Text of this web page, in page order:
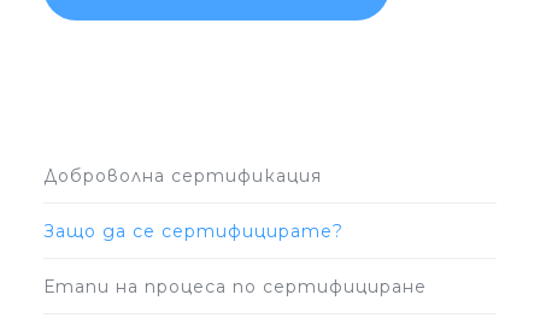
Доброволна сертификация
Защо да се сертифицирате?
Етапи на процеса по сертифициране